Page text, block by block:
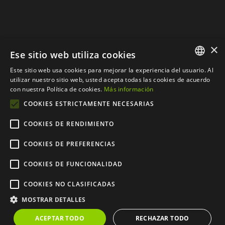
© Copyright 2012 - 2024 |
Web desarrollada por
los derechos reservados
SPANISH
×
Ese sitio web utiliza cookies
Este sitio web usa cookies para mejorar la experiencia del usuario. Al
utilizar nuestro sitio web, usted acepta todas las cookies de acuerdo
con nuestra Política de cookies. Más información
COOKIES ESTRICTAMENTE NECESARIAS
COOKIES DE RENDIMIENTO
COOKIES DE PREFERENCIAS
COOKIES DE FUNCIONALIDAD
COOKIES NO CLASIFICADAS
MOSTRAR DETALLES
ACEPTAR TODO RECHAZAR TODO